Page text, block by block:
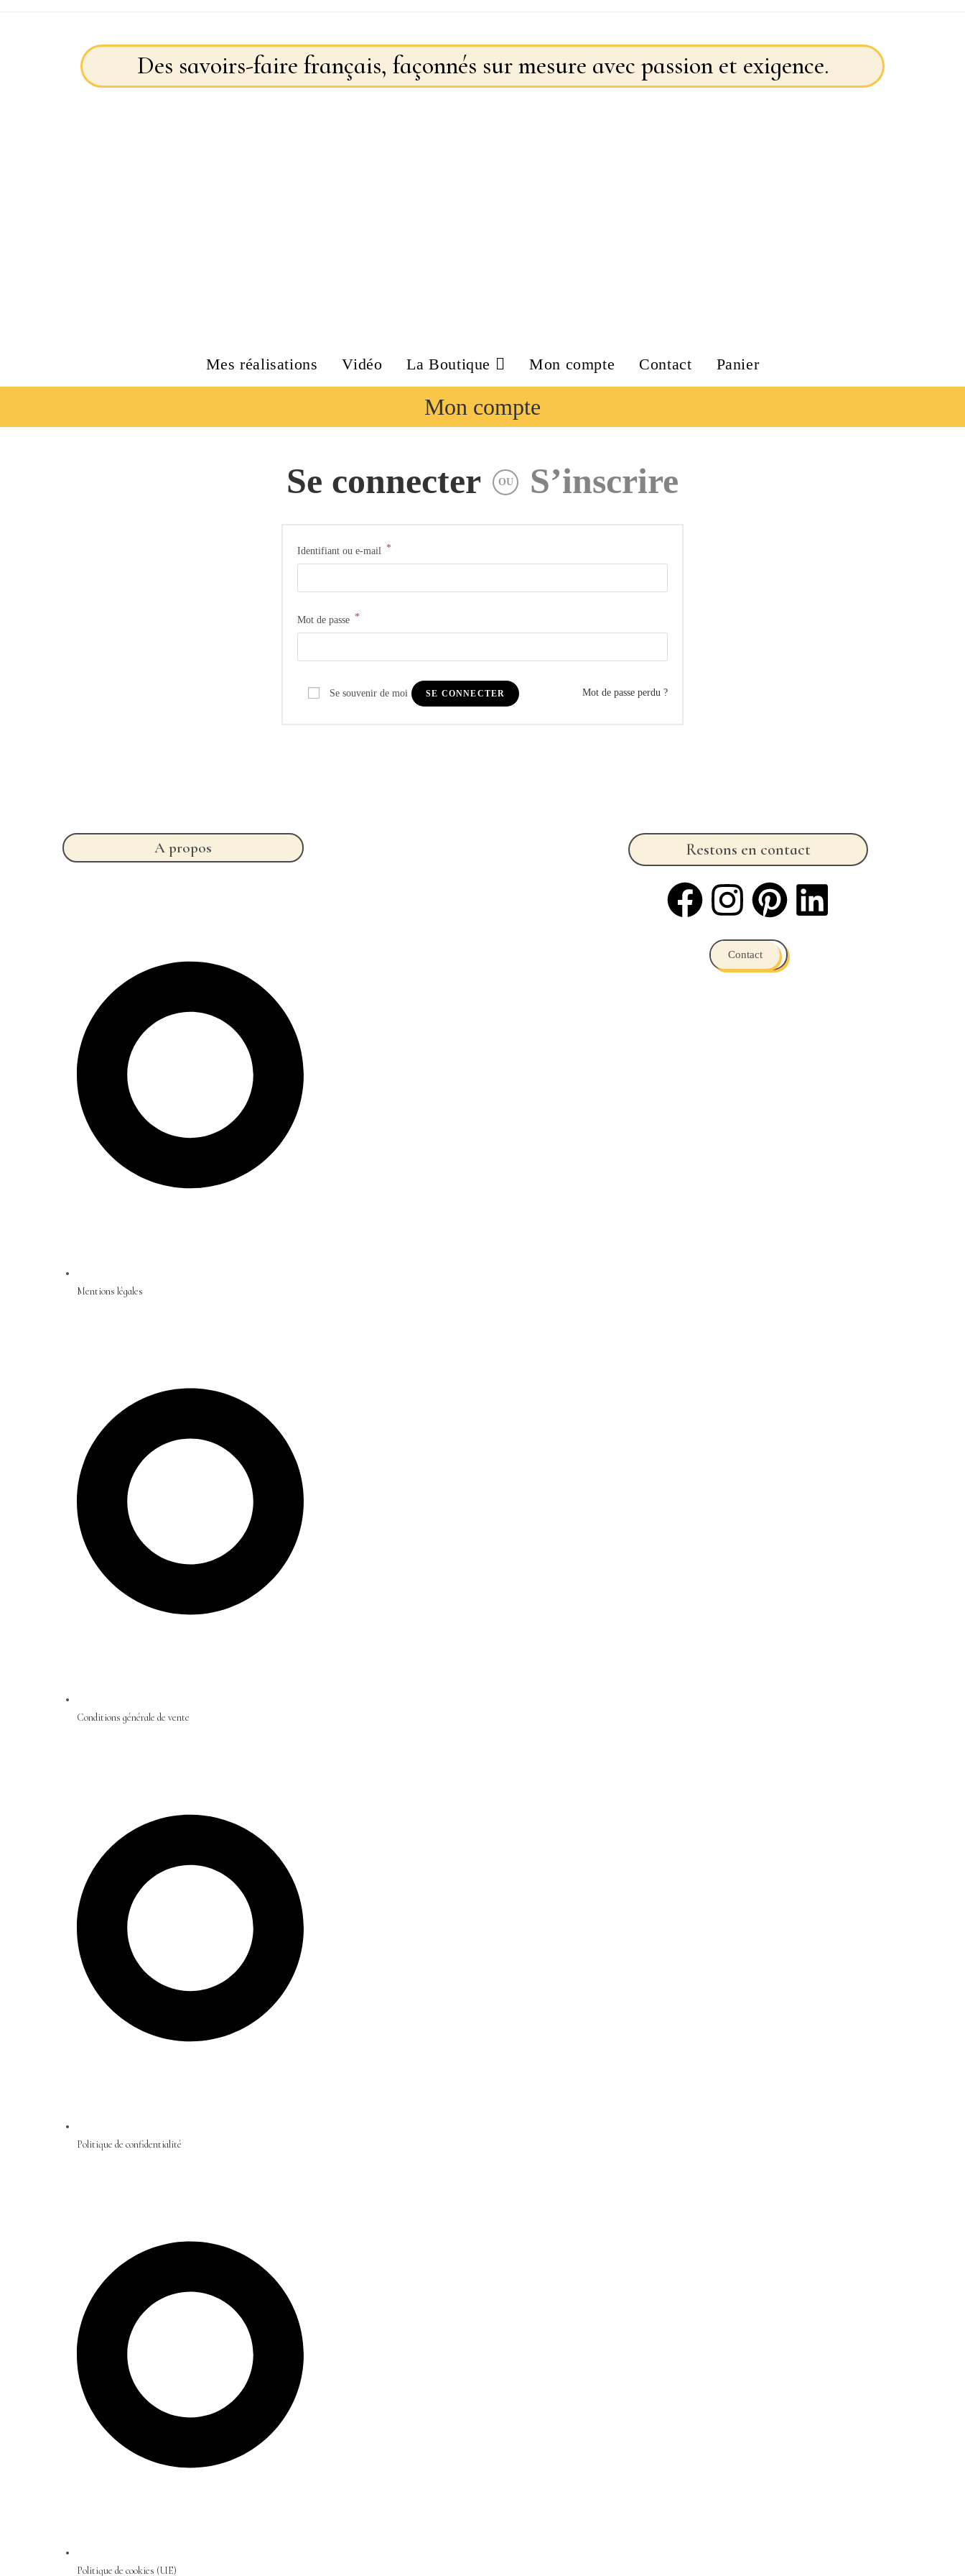
Des savoirs-faire français, façonnés sur mesure avec passion et exigence.
Mes réalisations Vidéo La Boutique Mon compte Contact Panier
Mon compte
Se connecter OU S’inscrire
Identifiant ou e-mail *
Mot de passe *
Se souvenir de moi SE CONNECTER Mot de passe perdu ?
A propos
Mentions légales
Conditions générale de vente
Politique de confidentialité
Politique de cookies (UE)
Restons en contact
Contact